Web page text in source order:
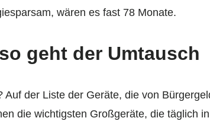
wären es fast 78 Monate.
geht der Umtausch
der Liste der Geräte, die von
die wichtigsten Großgeräte, die täglich